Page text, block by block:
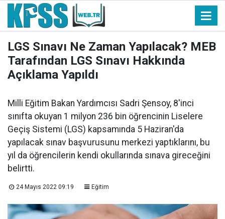
LGS Sınavı Ne Zaman Yapılacak? MEB
Tarafından LGS Sınavı Hakkında
Açıklama Yapıldı
Milli Eğitim Bakan Yardımcısı Sadri Şensoy, 8'inci
sınıfta okuyan 1 milyon 236 bin öğrencinin Liselere
Geçiş Sistemi (LGS) kapsamında 5 Haziran'da
yapılacak sınav başvurusunu merkezi yaptıklarını, bu
yıl da öğrencilerin kendi okullarında sınava gireceğini
belirtti.
24 Mayıs 2022 09:19 Eğitim